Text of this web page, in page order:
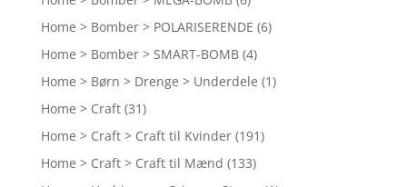
Home > Bomber > POLARISERENDE (6)
Home > Bomber > SMART-BOMB (4)
Home > Børn > Drenge > Underdele (1)
Home > Craft (31)
Home > Craft > Craft til Kvinder (191)
Home > Craft > Craft til Mænd (133)